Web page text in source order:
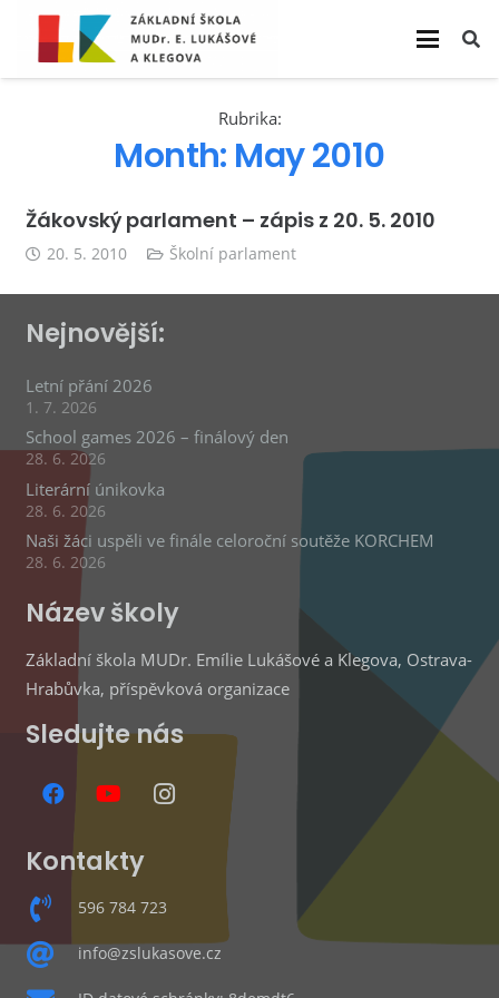
Rubrika:
Month: May 2010
Žákovský parlament – zápis z 20. 5. 2010
20. 5. 2010 Školní parlament
Nejnovější:
Letní přání 2026
1. 7. 2026
School games 2026 – finálový den
28. 6. 2026
Literární únikovka
28. 6. 2026
Naši žáci uspěli ve finále celoroční soutěže KORCHEM
28. 6. 2026
Název školy
Základní škola MUDr. Emílie Lukášové a Klegova, Ostrava-
Hrabůvka, příspěvková organizace
Sledujte nás
Kontakty
596 784 723
info@zslukasove.cz